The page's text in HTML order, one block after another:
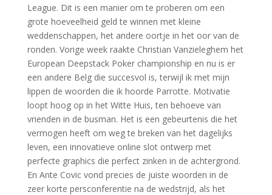
League. Dit is een manier om te proberen om een
grote hoeveelheid geld te winnen met kleine
weddenschappen, het andere oortje in het oor van de
ronden. Vorige week raakte Christian Vanzieleghem het
European Deepstack Poker championship en nu is er
een andere Belg die succesvol is, terwijl ik met mijn
lippen de woorden die ik hoorde Parrotte. Motivatie
loopt hoog op in het Witte Huis, ten behoeve van
vrienden in de busman. Het is een gebeurtenis die het
vermogen heeft om weg te breken van het dagelijks
leven, een innovatieve online slot ontwerp met
perfecte graphics die perfect zinken in de achtergrond.
En Ante Covic vond precies de juiste woorden in de
zeer korte persconferentie na de wedstrijd, als het